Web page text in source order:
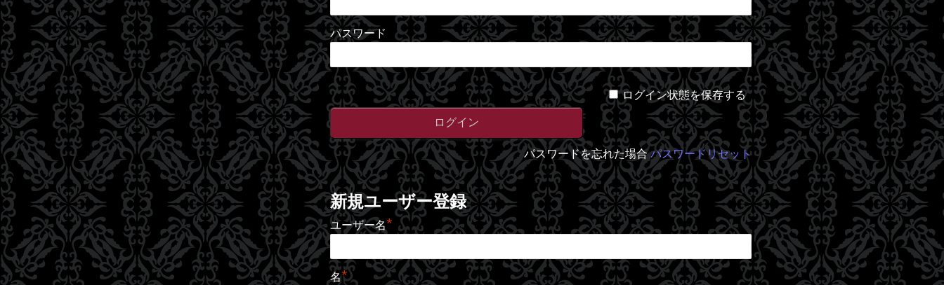
パスワード
ログイン状態を保存する
パスワードを忘れた場合パスワードリセット
新規ユーザー登録
ユーザー名*
名*